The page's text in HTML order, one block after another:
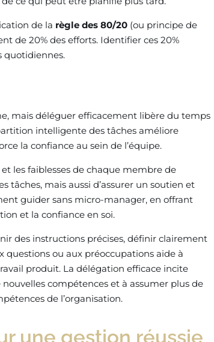
de la règle des 80/20 (ou principe de
de 20% des efforts. Identifier ces 20%
quotidiennes.
mais déléguer efficacement libère du temps
intelligente des tâches améliore
la confiance au sein de l’équipe.
les faiblesses de chaque membre de
tâches, mais aussi d’assurer un soutien et
guider sans micro-manager, en offrant
et la confiance en soi.
des instructions précises, définir clairement
questions ou aux préoccupations aide à
produit. La délégation efficace incite
compétences et à assumer plus de
de l’organisation.
une gestion réussie